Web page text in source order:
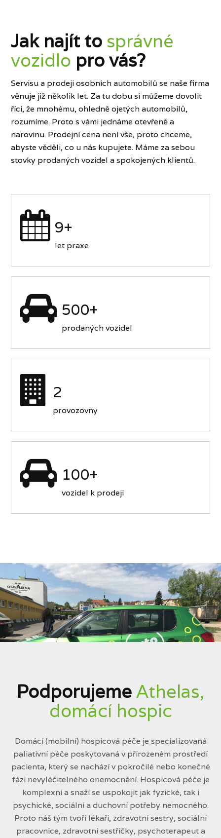
Jak najít to správné
vozidlo pro vás?
Servisu a prodeji osobních automobilů se naše firma
věnuje již několik let. Za tu dobu si můžeme dovolit
říci, že mnohému, ohledně ojetých automobilů,
rozumíme. Proto s vámi jednáme otevřeně a
narovinu. Prodejní cena není vše, proto chceme,
abyste věděli, co u nás kupujete. Máme za sebou
stovky prodaných vozidel a spokojených klientů.
9+
let praxe
500+
prodaných vozidel
2
provozovny
100+
vozidel k prodeji
PodporujemeAthelas,
domácí hospic
Domácí (mobilní) hospicová péče je specializovaná
paliativní péče poskytovaná v přirozeném prostředí
pacienta, který se nachází v pokročilé nebo konečné
fázi nevyléčitelného onemocnění. Hospicová péče je
komplexní a snaží se uspokojit jak fyzické, tak i
psychické, sociální a duchovní potřeby nemocného.
Proto náš tým tvoří lékaři, zdravotní sestry, sociální
pracovnice, zdravotní sestřičky, psychoterapeut a